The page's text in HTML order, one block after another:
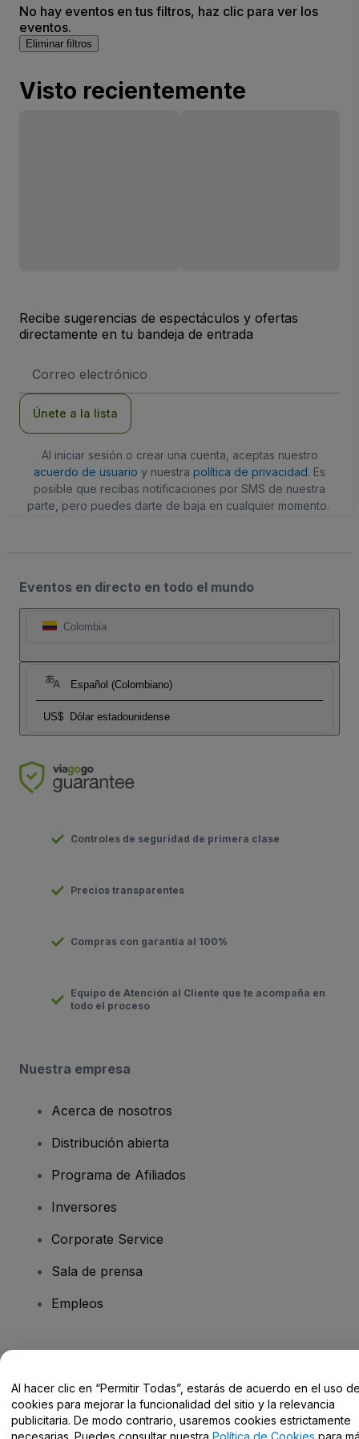
No hay eventos en tus filtros, haz clic para ver los
eventos.
Eliminar filtros
Visto recientemente
Recibe sugerencias de espectáculos y ofertas
directamente en tu bandeja de entrada
de
Únete a la lista
Al iniciar sesión o crear una cuenta, aceptas nuestro
acuerdo de usuario y nuestra política de privacidad. Es
posible que recibas notificaciones por SMS de nuestra
parte, pero puedes darte de baja en cualquier momento.
Eventos en directo en todo el mundo
Colombia
Español (Colombiano)
US$ Dólar estadounidense
Controles de seguridad de primera clase
Precios transparentes
Compras con garantía al 100%
Equipo de Atención al Cliente que te acompaña en
todo el proceso
Nuestra empresa
Acerca de nosotros
Distribución abierta
Programa de Afiliados
Inversores
Corporate Service
Sala de prensa
Empleos
Centro de Ayuda / Contacto
Al hacer clic en “Permitir Todas”, estarás de acuerdo en el uso
cookies para mejorar la funcionalidad del sitio y la relevancia
publicitaria. De modo contrario, usaremos cookies estrictamente
necesarias. Puedes consultar nuestra Política de Cookies para